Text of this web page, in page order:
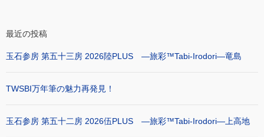
最近の投稿
玉石参房 第五十三房 2026陸PLUS ―旅彩™Tabi-Irodori―竜島
TWSBI万年筆の魅力再発見！
玉石参房 第五十二房 2026伍PLUS ―旅彩™Tabi-Irodori―上高地